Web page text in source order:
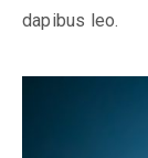
dapibus leo.